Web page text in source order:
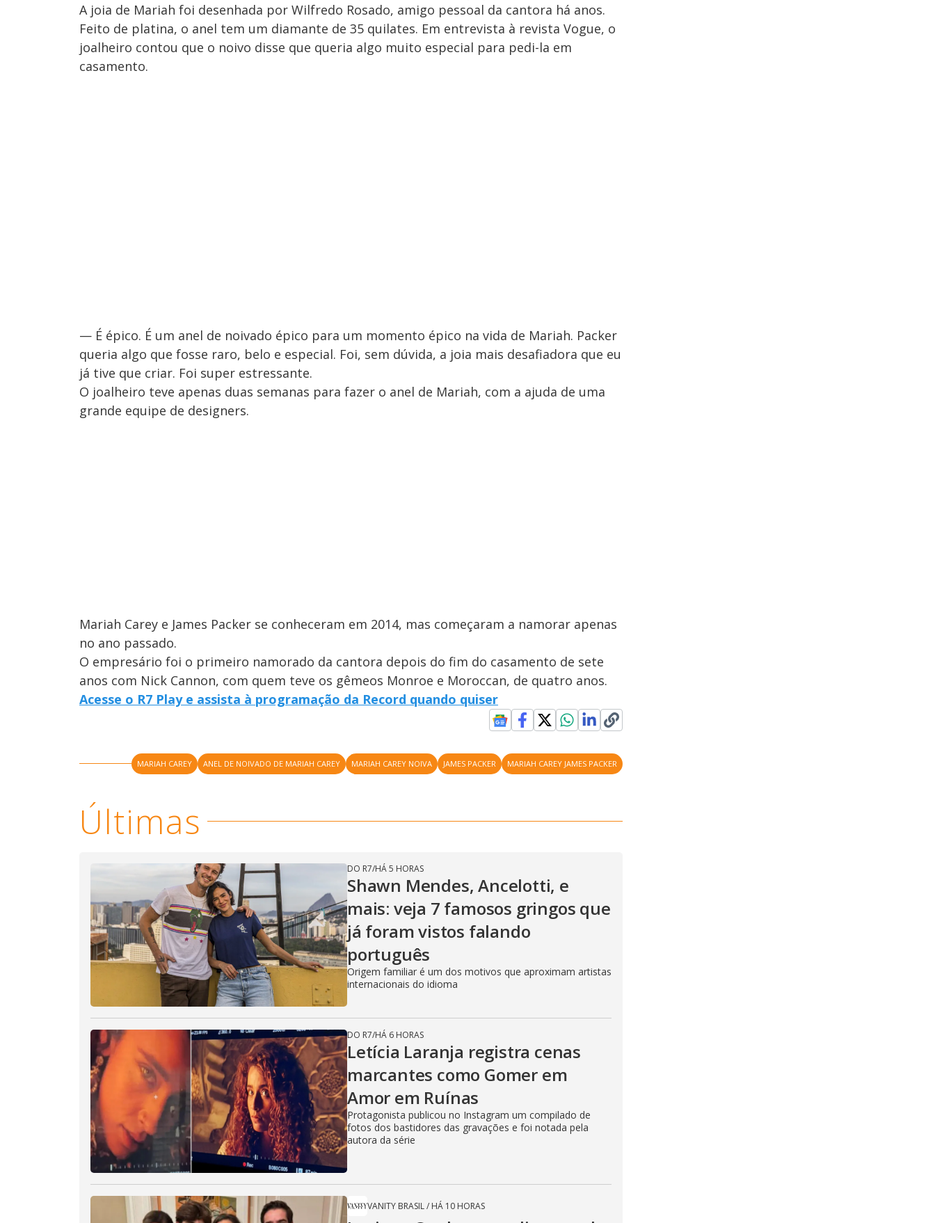
A joia de Mariah foi desenhada por Wilfredo Rosado, amigo pessoal da cantora há anos.
Feito de platina, o anel tem um diamante de 35 quilates. Em entrevista à revista Vogue, o
joalheiro contou que o noivo disse que queria algo muito especial para pedi-la em
casamento.
— É épico. É um anel de noivado épico para um momento épico na vida de Mariah. Packer
queria algo que fosse raro, belo e especial. Foi, sem dúvida, a joia mais desafiadora que eu
já tive que criar. Foi super estressante.
O joalheiro teve apenas duas semanas para fazer o anel de Mariah, com a ajuda de uma
grande equipe de designers.
Mariah Carey e James Packer se conheceram em 2014, mas começaram a namorar apenas
no ano passado.
O empresário foi o primeiro namorado da cantora depois do fim do casamento de sete
anos com Nick Cannon, com quem teve os gêmeos Monroe e Moroccan, de quatro anos.
Acesse o R7 Play e assista à programação da Record quando quiser
MARIAH CAREY ANEL DE NOIVADO DE MARIAH CAREY MARIAH CAREY NOIVA JAMES PACKER MARIAH CAREY JAMES PACKER
Últimas
DO R7/HÁ 5 HORAS
Shawn Mendes, Ancelotti, e
mais: veja 7 famosos gringos que
já foram vistos falando
português
Origem familiar é um dos motivos que aproximam artistas
internacionais do idioma
DO R7/HÁ 6 HORAS
Letícia Laranja registra cenas
marcantes como Gomer em
Amor em Ruínas
Protagonista publicou no Instagram um compilado de
fotos dos bastidores das gravações e foi notada pela
autora da série
VANITY BRASIL/ HÁ 10 HORAS